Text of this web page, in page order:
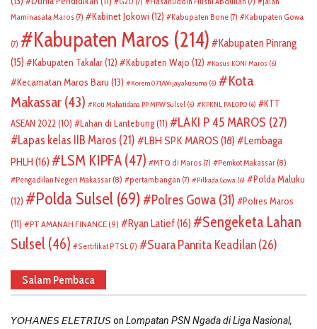
Maminasata Maros (7) Kabinet Jokowi (12) Kabupaten Bone (7) Kabupaten Gowa
(7) Kabupaten Maros (214)
Kabupaten Pinrang
(15)
Kabupaten Takalar(12) Kabupaten Wajo (12) Kasus KONI Maros (6)
Kecamatan Maros Baru (13) Korem 071/Wijayakusuma (6)
Kota
Makassar (43) Koti Mahatidana PP MPW Sulsel (6) KPKNL PALOPO (6)
KTT
ASEAN 2022 (10) Lahan di Lantebung(11) LAKI P 45 MAROS (27)
Lapas kelas IIB Maros (21) LBH SPK MAROS (18)
Lembaga
PHLH (16) LSM KIPFA (47) MTQ di Maros (7) Pemkot Makassar (8)
Pengadilan Negeri Makassar (8) pertambangan (7) Pilkada Gowa (6)
Polda Maluku
(12)
Polda Sulsel (69) Polres Gowa (31)
Polres Maros
(11)
PT AMANAH FINANCE(9) Ryan Latief(16)
Sengeketa Lahan
Sulsel (46) Sertifikat PTSL (7) Suara Panrita Keadilan(26)
Salam Pembaca
𝘠𝘖𝘏𝘈𝘕𝘌𝘚 𝘌𝘓𝘌𝘛𝘙𝘐𝘜𝘚on Lompatan PSN Ngada di Liga Nasional,